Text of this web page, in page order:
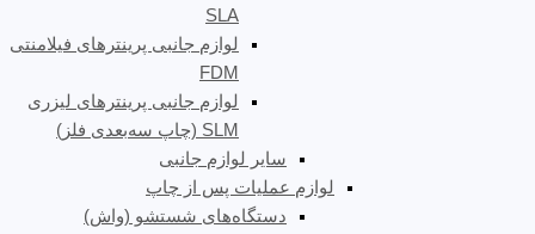
SLA
لوازم جانبی پرینترهای فیلامنتی
FDM
لوازم جانبی پرینترهای لیزری
SLM (چاپ سه‌بعدی فلز)
سایر لوازم جانبی
لوازم عملیات پس از چاپ
دستگاه‌های شستشو (واش)